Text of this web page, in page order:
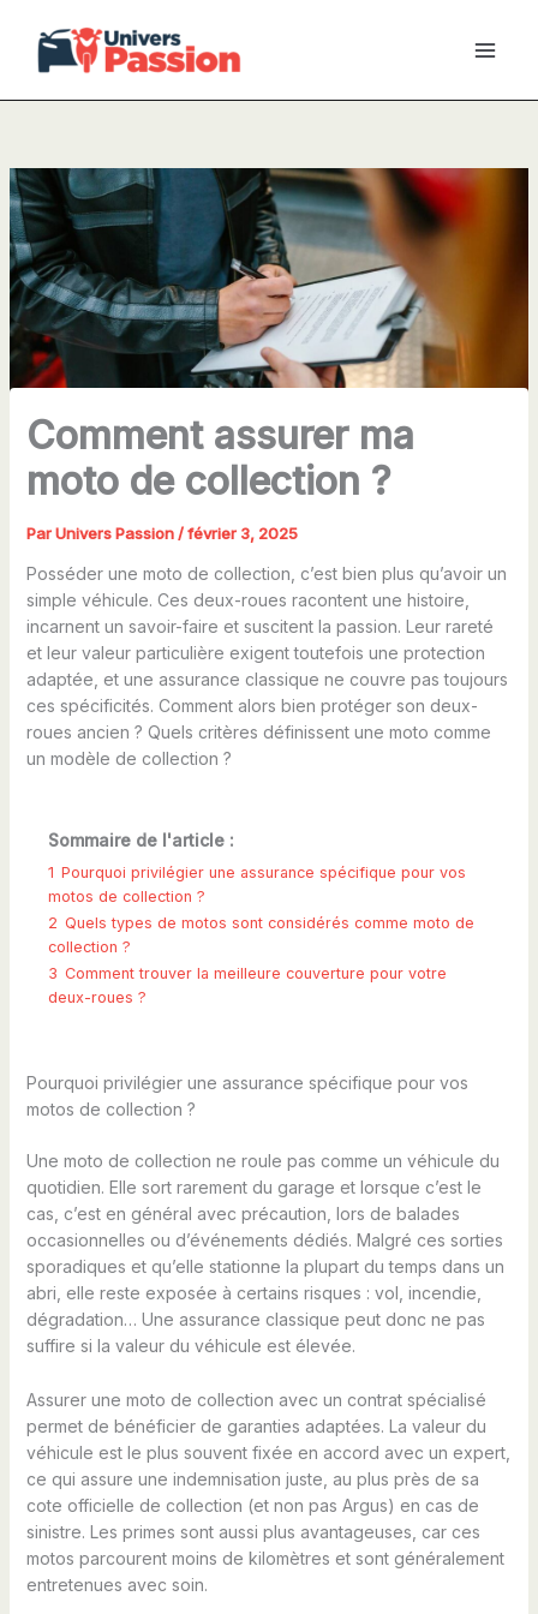
contenu
Comment assurer ma
moto de collection ?
ParUnivers Passion/février 3, 2025
Posséder une moto de collection, c’est bien plus qu’avoir un
simple véhicule. Ces deux-roues racontent une histoire,
incarnent un savoir-faire et suscitent la passion. Leur rareté
et leur valeur particulière exigent toutefois une protection
adaptée, et une assurance classique ne couvre pas toujours
ces spécificités. Comment alors bien protéger son deux-
roues ancien ? Quels critères définissent une moto comme
un modèle de collection ?
Sommaire de l'article :
1 Pourquoi privilégier une assurance spécifique pour vos
motos de collection ?
2 Quels types de motos sont considérés comme moto de
collection ?
3 Comment trouver la meilleure couverture pour votre
deux-roues ?
Pourquoi privilégier une assurance spécifique pour vos
motos de collection ?
Une moto de collection ne roule pas comme un véhicule du
quotidien. Elle sort rarement du garage et lorsque c’est le
cas, c’est en général avec précaution, lors de balades
occasionnelles ou d’événements dédiés. Malgré ces sorties
sporadiques et qu’elle stationne la plupart du temps dans un
abri, elle reste exposée à certains risques : vol, incendie,
dégradation… Une assurance classique peut donc ne pas
suffire si la valeur du véhicule est élevée.
Assurer une moto de collection avec un contrat spécialisé
permet de bénéficier de garanties adaptées. La valeur du
véhicule est le plus souvent fixée en accord avec un expert,
ce qui assure une indemnisation juste, au plus près de sa
cote officielle de collection (et non pas Argus) en cas de
sinistre. Les primes sont aussi plus avantageuses, car ces
motos parcourent moins de kilomètres et sont généralement
entretenues avec soin.